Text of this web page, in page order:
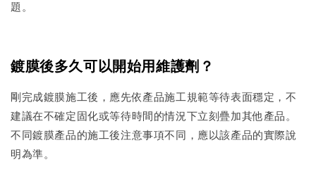
題。
鍍膜後多久可以開始用維護劑？
剛完成鍍膜施工後，應先依產品施工規範等待表面穩定，不
建議在不確定固化或等待時間的情況下立刻疊加其他產品。
不同鍍膜產品的施工後注意事項不同，應以該產品的實際說
明為準。